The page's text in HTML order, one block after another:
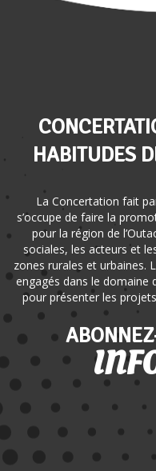
HABITUDES
La Concertation fait
s’occupe de faire la
pour la région de
sociales, les acteurs et
zones rurales et urbaines.
engagés dans le domaine
pour présenter les